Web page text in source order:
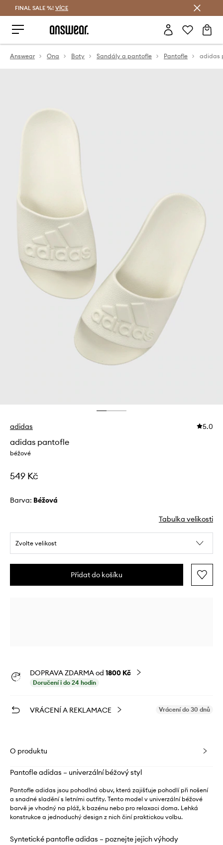
FINAL SALE %! VÍCE
Answear Ona Boty Sandály a pantofle Pantofle adidas
adidas 5.0
adidas pantofle
béžové
549 Kč
Barva: béžová
Tabulka velikosti
Zvolte velikost
Přidat do košíku
DOPRAVA ZDARMA od 1800 Kč
Doručení i do 24 hodin
VRÁCENÍ A REKLAMACE Vrácení do 30 dnů
O produktu
Pantofle adidas – univerzální béžový styl
Pantofle adidas jsou pohodlná obuv, která zajišťuje pohodlí při nošení
a snadné sladění s letními outfity. Tento model v univerzální béžové
barvě je vhodný na pláž, k bazénu nebo pro relaxaci doma. Lehká
konstrukce a jednoduchý design z nich činí praktickou volbu.
Syntetické pantofle adidas – poznejte jejich výhody